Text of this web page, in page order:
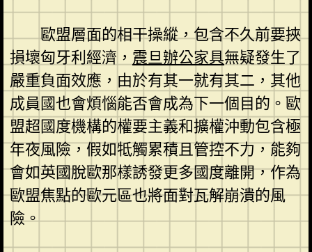
歐盟層面的相干操縱，包含不久前要挾
損壞匈牙利經濟， 震旦辦公家具無疑發生了
嚴重負面效應，由於有其一就有其二，其他
成員國也會煩惱能否會成為下一個目的。歐
盟超國度機構的權要主義和擴權沖動包含極
年夜風險，假如牴觸累積且管控不力，能夠
會如英國脫歐那樣誘發更多國度離開，作為
歐盟焦點的歐元區也將面對瓦解崩潰的風
險。